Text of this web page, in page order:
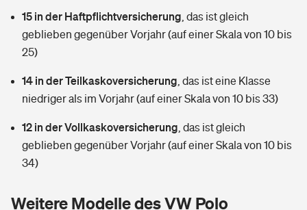
Wer versichert was: Jetzt Versicherer finden
Sie haben Fragen?
Mietkautionsversicherung
Restkreditversicherung
Tools
Hochwasser-Check: Wie gefährdet ist Ihr Haus?
Kinderinvalidität
Hundehalter-Haftpflicht
Handyversicherung
Private Cyberversicherung
Tierkrankenversicherung
Zur Übersicht
Tools
Wer versichert was: Jetzt Versicherer finden
15 in der Haftpflichtversicherung das ist gleich
geblieben gegenüber Vorjahr (auf einer Skala von 10 bis
25)
14 in der Teilkaskoversicherung das ist eine Klasse
niedriger als im Vorjahr (auf einer Skala von 10 bis 33)
12 in der Vollkaskoversicherung das ist gleich
geblieben gegenüber Vorjahr (auf einer Skala von 10 bis
34)
Weitere Modelle des VW Polo